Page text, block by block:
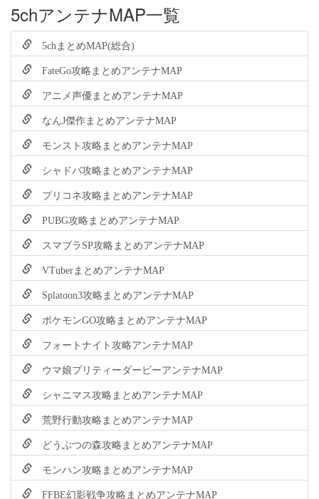
5chアンテナMAP一覧
5chまとめMAP(総合)
FateGo攻略まとめアンテナMAP
アニメ声優まとめアンテナMAP
なんJ傑作まとめアンテナMAP
モンスト攻略まとめアンテナMAP
シャドバ攻略まとめアンテナMAP
プリコネ攻略まとめアンテナMAP
PUBG攻略まとめアンテナMAP
スマブラSP攻略まとめアンテナMAP
VTuberまとめアンテナMAP
Splatoon3攻略まとめアンテナMAP
ポケモンGO攻略まとめアンテナMAP
フォートナイト攻略アンテナMAP
ウマ娘プリティーダービーアンテナMAP
シャニマス攻略まとめアンテナMAP
荒野行動攻略まとめアンテナMAP
どうぶつの森攻略まとめアンテナMAP
モンハン攻略まとめアンテナMAP
FFBE幻影戦争攻略まとめアンテナMAP